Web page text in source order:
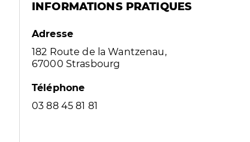
INFORMATIONS PRATIQUES
Adresse
182 Route de la Wantzenau,
67000 Strasbourg
Téléphone
03 88 45 81 81